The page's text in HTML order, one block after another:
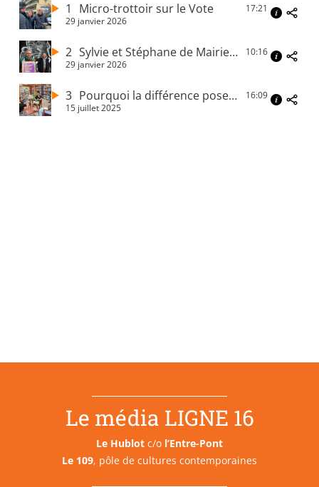
1 Micro-trottoir sur le Vote
29 janvier 2026
17:21
2 Sylvie et Stéphane de Mairie Me
29 janvier 2026
10:16
3 Pourquoi la différence pose problème
15 juillet 2025
16:09
Le média LIGNE 16
Le Hublot c/o l’Entre-Pont
Le 109, pôle de cultures contemporaines